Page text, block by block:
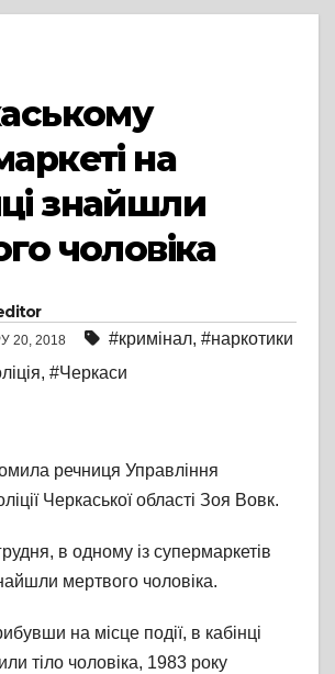
на
знайшли
чоловіка
20, 2018 #кримінал, #наркотики
, #Черкаси
речниця Управління
Черкаської області Зоя Вовк.
в одному із супермаркетів
мертвого чоловіка.
на місце події, в кабінці
тіло чоловіка, 1983 року